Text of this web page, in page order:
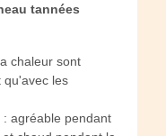
tannées
chaleur sont
qu'avec les
agréable pendant